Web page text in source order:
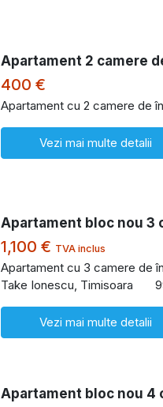
Apartament 2 camere
400 €
Apartament cu 2 camere de
Vezi mai multe detalii
Apartament bloc nou 3
1,100 € TVA inclus
Apartament cu 3 camere de
Take Ionescu, Timisoara
Vezi mai multe detalii
Apartament bloc nou 4